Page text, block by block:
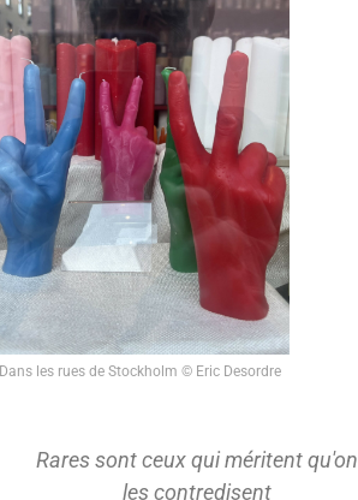
Dans les rues de Stockholm © Eric Desordre
Rares sont ceux qui méritent qu'on
les contredisent